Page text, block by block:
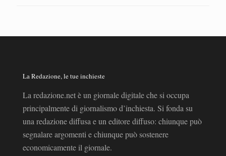
La Redazione, le tue inchieste
La redazione.net è un giornale digitale che si occupa
principalmente di giornalismo d’inchiesta. Si fonda su
una redazione diffusa e un editore diffuso: chiunque può
segnalare argomenti e chiunque può sostenere
economicamente il giornale.